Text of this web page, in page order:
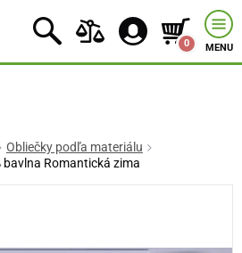
0 MENU
Obliečky podľa materiálu
bavlna Romantická zima